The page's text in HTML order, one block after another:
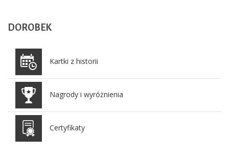
DOROBEK
Kartki z historii
Nagrody i wyróżnienia
Certyfikaty